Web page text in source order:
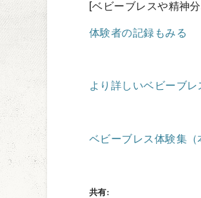
[ベビーブレスや精神
体験者の記録もみる
より詳しいベビーブレ
ベビーブレス体験集（
共有: